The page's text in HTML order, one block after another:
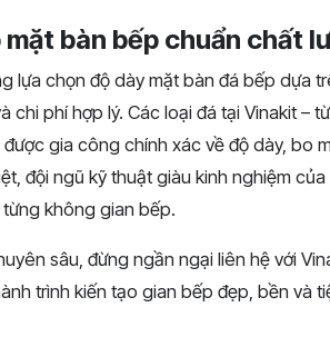
bàn bếp chuẩn chất
lựa chọn độ dày mặt bàn đá bếp dựa
phí hợp lý. Các loại đá tại Vinakit –
gia công chính xác về độ dày, bo
đội ngũ kỹ thuật giàu kinh nghiệm
không gian bếp.
sâu, đừng ngần ngại liên hệ với
trình kiến tạo gian bếp đẹp, bền và